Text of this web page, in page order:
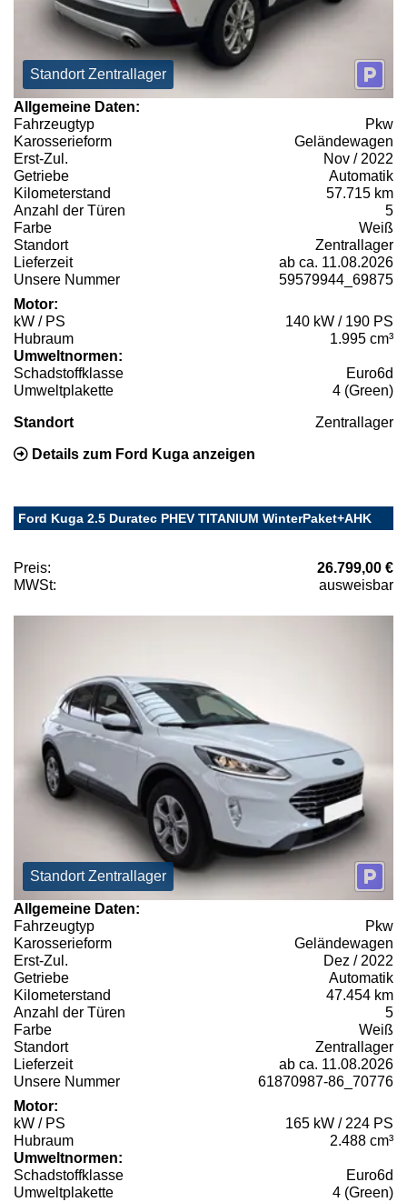
Standort Zentrallager
Allgemeine Daten:
Fahrzeugtyp
Pkw
Karosserieform
Geländewagen
Erst-Zul.
Nov / 2022
Getriebe
Automatik
Kilometerstand
57.715 km
Anzahl der Türen
5
Farbe
Weiß
Standort
Zentrallager
Lieferzeit
ab ca. 11.08.2026
Unsere Nummer
59579944_69875
Motor:
kW / PS
140 kW / 190 PS
Hubraum
1.995 cm³
Umweltnormen:
Schadstoffklasse
Euro6d
Umweltplakette
4 (Green)
Standort Zentrallager
Details zum Ford Kuga anzeigen
Ford Kuga 2.5 Duratec PHEV TITANIUM WinterPaket+AHK
Preis:
26.799,00 €
MWSt:
ausweisbar
Standort Zentrallager
Allgemeine Daten:
Fahrzeugtyp
Pkw
Karosserieform
Geländewagen
Erst-Zul.
Dez / 2022
Getriebe
Automatik
Kilometerstand
47.454 km
Anzahl der Türen
5
Farbe
Weiß
Standort
Zentrallager
Lieferzeit
ab ca. 11.08.2026
Unsere Nummer
61870987-86_70776
Motor:
kW / PS
165 kW / 224 PS
Hubraum
2.488 cm³
Umweltnormen:
Schadstoffklasse
Euro6d
Umweltplakette
4 (Green)